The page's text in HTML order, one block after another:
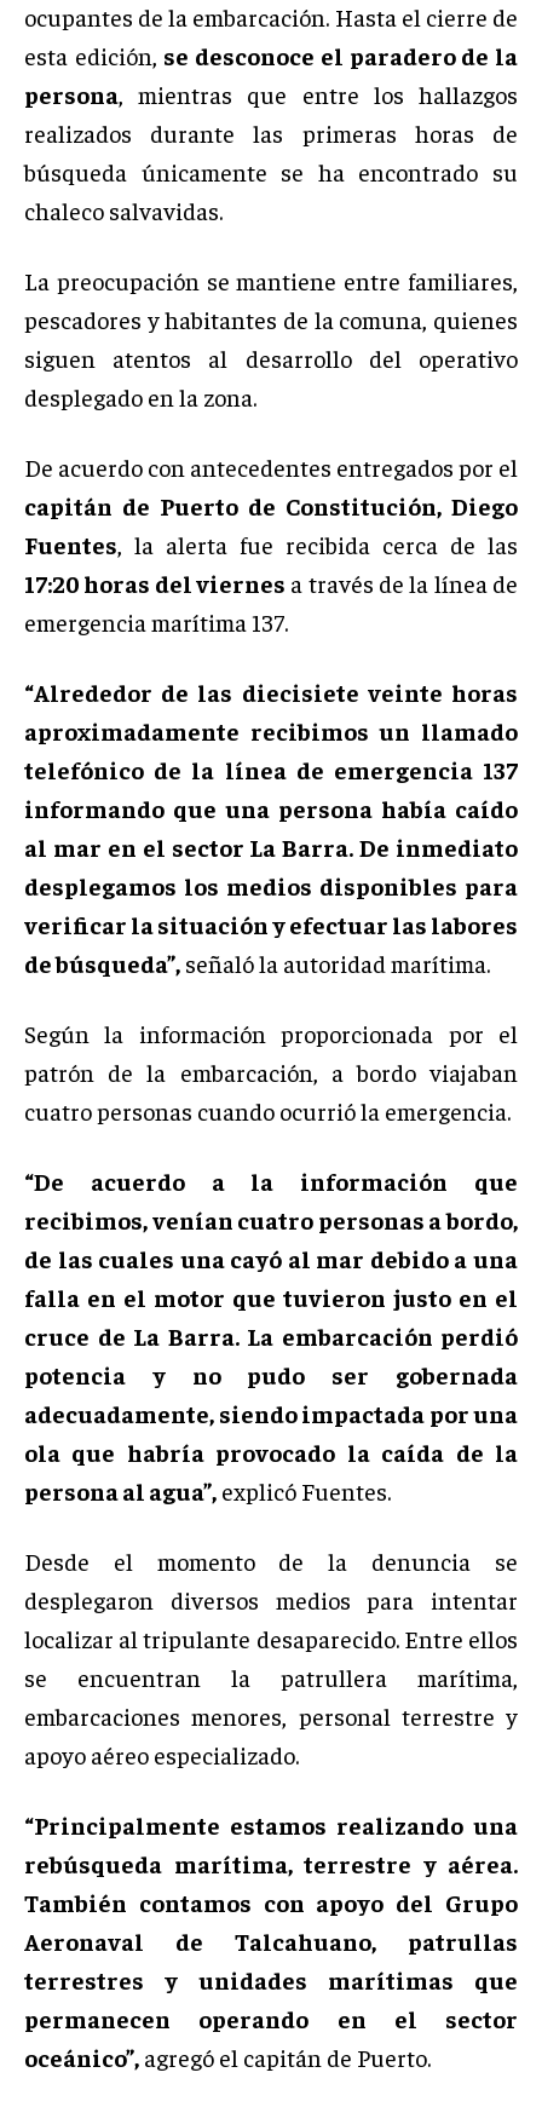
ocupantes de la embarcación. Hasta el cierre de
esta edición, se desconoce el paradero de la
persona, mientras que entre los hallazgos
realizados durante las primeras horas de
búsqueda únicamente se ha encontrado su
chaleco salvavidas.
La preocupación se mantiene entre familiares,
pescadores y habitantes de la comuna, quienes
siguen atentos al desarrollo del operativo
desplegado en la zona.
De acuerdo con antecedentes entregados por el
capitán de Puerto de Constitución, Diego
Fuentes, la alerta fue recibida cerca de las
17:20 horas del viernes a través de la línea de
emergencia marítima 137.
“Alrededor de las diecisiete veinte horas
aproximadamente recibimos un llamado
telefónico de la línea de emergencia 137
informando que una persona había caído
al mar en el sector La Barra. De inmediato
desplegamos los medios disponibles para
verificar la situación y efectuar las labores
de búsqueda”, señaló la autoridad marítima.
Según la información proporcionada por el
patrón de la embarcación, a bordo viajaban
cuatro personas cuando ocurrió la emergencia.
“De acuerdo a la información que
recibimos, venían cuatro personas a bordo,
de las cuales una cayó al mar debido a una
falla en el motor que tuvieron justo en el
cruce de La Barra. La embarcación perdió
potencia y no pudo ser gobernada
adecuadamente, siendo impactada por una
ola que habría provocado la caída de la
persona al agua”, explicó Fuentes.
Desde el momento de la denuncia se
desplegaron diversos medios para intentar
localizar al tripulante desaparecido. Entre ellos
se encuentran la patrullera marítima,
embarcaciones menores, personal terrestre y
apoyo aéreo especializado.
“Principalmente estamos realizando una
rebúsqueda marítima, terrestre y aérea.
También contamos con apoyo del Grupo
Aeronaval de Talcahuano, patrullas
terrestres y unidades marítimas que
permanecen operando en el sector
oceánico”, agregó el capitán de Puerto.